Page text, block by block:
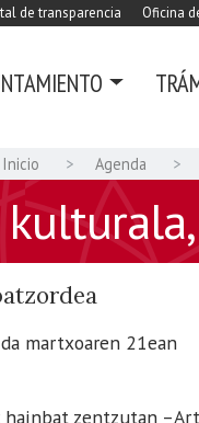
de transparencia Oficina
Inicio Agenda
martxoaren 21ean
hainbat zentzutan